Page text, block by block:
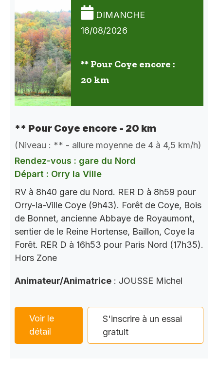
DIMANCHE
16/08/2026
** Pour Coye encore :
20 km
** Pour Coye encore - 20 km
(Niveau : ** - allure moyenne de 4 à 4,5 km/h)
Rendez-vous : gare du Nord
Départ : Orry la Ville
RV à 8h40 gare du Nord. RER D à 8h59 pour
Orry-la-Ville Coye (9h43). Forêt de Coye, Bois
de Bonnet, ancienne Abbaye de Royaumont,
sentier de le Reine Hortense, Baillon, Coye la
Forêt. RER D à 16h53 pour Paris Nord (17h35).
Hors Zone
Animateur/Animatrice : JOUSSE Michel
Voir le
détail
S'inscrire à un essai
gratuit